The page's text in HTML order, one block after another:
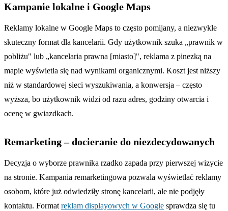
Kampanie lokalne i Google Maps
Reklamy lokalne w Google Maps to często pomijany, a niezwykle
skuteczny format dla kancelarii. Gdy użytkownik szuka „prawnik w
pobliżu" lub „kancelaria prawna [miasto]", reklama z pinezką na
mapie wyświetla się nad wynikami organicznymi. Koszt jest niższy
niż w standardowej sieci wyszukiwania, a konwersja – często
wyższa, bo użytkownik widzi od razu adres, godziny otwarcia i
ocenę w gwiazdkach.
Remarketing – docieranie do niezdecydowanych
Decyzja o wyborze prawnika rzadko zapada przy pierwszej wizycie
na stronie. Kampania remarketingowa pozwala wyświetlać reklamy
osobom, które już odwiedziły stronę kancelarii, ale nie podjęły
kontaktu. Format reklam displayowych w Google sprawdza się tu